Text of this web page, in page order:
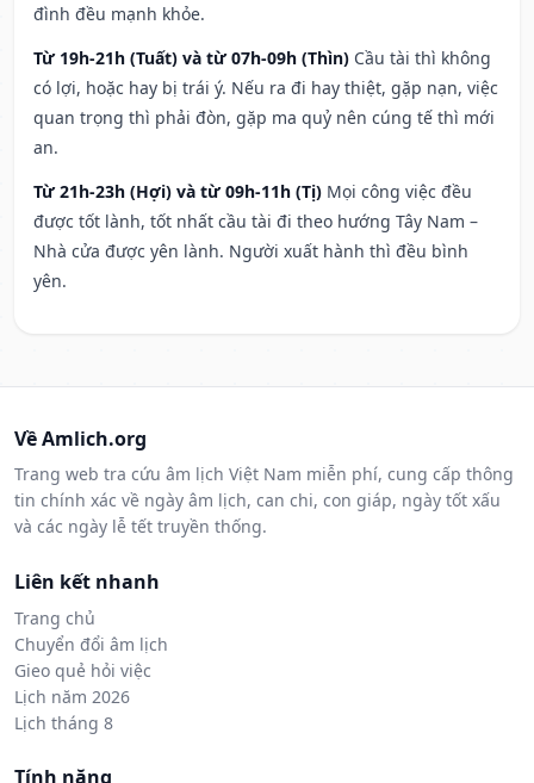
đình đều mạnh khỏe.
Từ 19h-21h (Tuất) và từ 07h-09h (Thìn) Cầu tài thì không
có lợi, hoặc hay bị trái ý. Nếu ra đi hay thiệt, gặp nạn, việc
quan trọng thì phải đòn, gặp ma quỷ nên cúng tế thì mới
an.
Từ 21h-23h (Hợi) và từ 09h-11h (Tị) Mọi công việc đều
được tốt lành, tốt nhất cầu tài đi theo hướng Tây Nam –
Nhà cửa được yên lành. Người xuất hành thì đều bình
yên.
Về Amlich.org
Trang web tra cứu âm lịch Việt Nam miễn phí, cung cấp thông
tin chính xác về ngày âm lịch, can chi, con giáp, ngày tốt xấu
và các ngày lễ tết truyền thống.
Liên kết nhanh
Trang chủ
Chuyển đổi âm lịch
Gieo quẻ hỏi việc
Lịch năm 2026
Lịch tháng 8
Tính năng